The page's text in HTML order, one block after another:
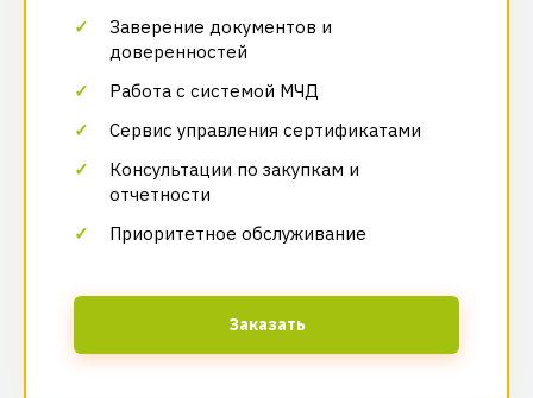
Заверение документов и
доверенностей
Работа с системой МЧД
Сервис управления сертификатами
Консультации по закупкам и
отчетности
Приоритетное обслуживание
Заказать